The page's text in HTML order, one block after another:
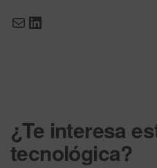
¿Te interesa
tecnológica?